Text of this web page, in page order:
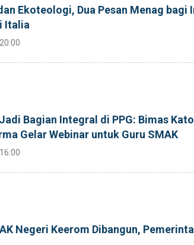
Ekoteologi, Dua Pesan Menag bagi
Italia
Bagian Integral di PPG: Bimas
Gelar Webinar untuk Guru SMAK
Negeri Keerom Dibangun,